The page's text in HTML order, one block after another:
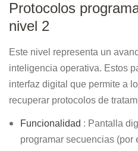
Protocolos
nivel 2
Este nivel representa un
inteligencia operativa. Estos
interfaz digital que permite a
recuperar protocolos de
Funcionalidad : Pantalla
programar secuencias (por